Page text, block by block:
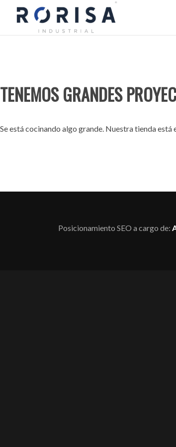
TENEMOS GRANDES
Se está cocinando algo grande. Nuestra tienda está
Posicionamiento SEO a cargo de: